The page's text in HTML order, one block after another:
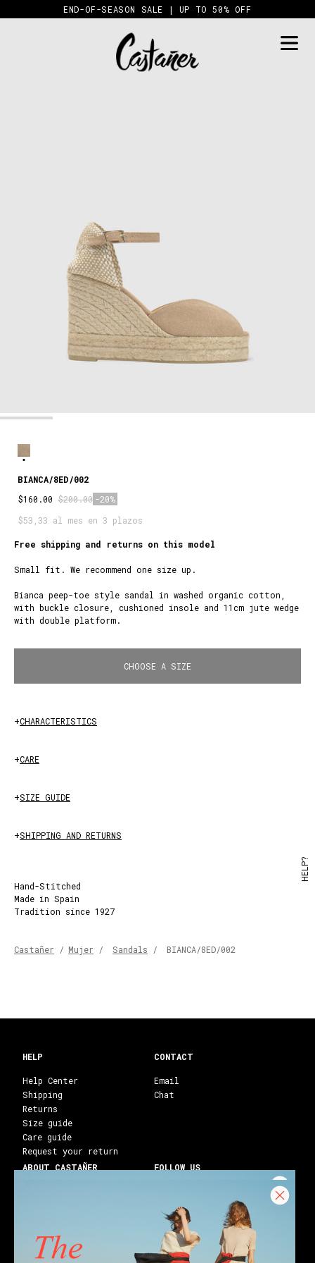
to
END-OF-SEASON SALE | UP TO 50% OFF
BIANCA/8ED/002
$160.00 $200.00 -20%
$53,33 al mes en 3 plazos
SAND
Free shipping and returns on this model
Small fit. We recommend one size up.
Bianca peep-toe style sandal in washed organic cotton,
with buckle closure, cushioned insole and 11cm jute wedge
with double platform.
CHOOSE A SIZE
+CHARACTERISTICS
+CARE
+SIZE GUIDE
+SHIPPING AND RETURNS
Hand-Stitched
Made in Spain
Tradition since 1927
Castañer / Mujer / Sandals / BIANCA/8ED/002
CONTACT
Email
Chat
HELP
Help Center
Shipping
Returns
Size guide
Care guide
Request your return
ABOUT CASTAÑER
Franchises
Stores
FOLLOW US
Facebook
Youtube
Blog
HELP?